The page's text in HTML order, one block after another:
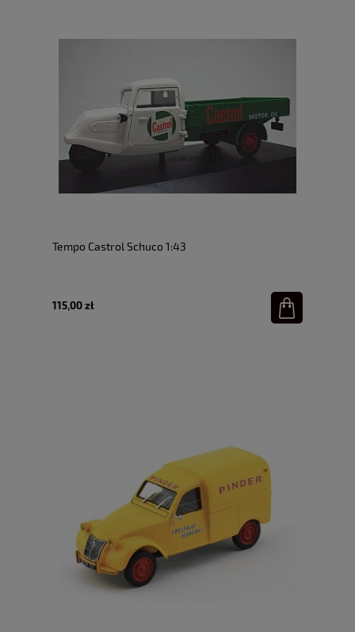
Tempo Castrol Schuco 1:43
115,00 zł